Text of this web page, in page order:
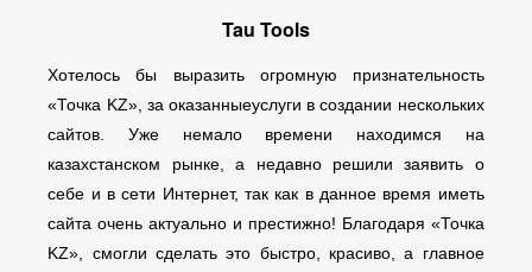
Tau Tools
Хотелось бы выразить огромную признательность
«Точка KZ», за оказанныеуслуги в создании нескольких
сайтов. Уже немало времени находимся на
казахстанском рынке, а недавно решили заявить о
себе и в сети Интернет, так как в данное время иметь
сайта очень актуально и престижно! Благодаря «Точка
KZ», смогли сделать это быстро, красиво, а главное